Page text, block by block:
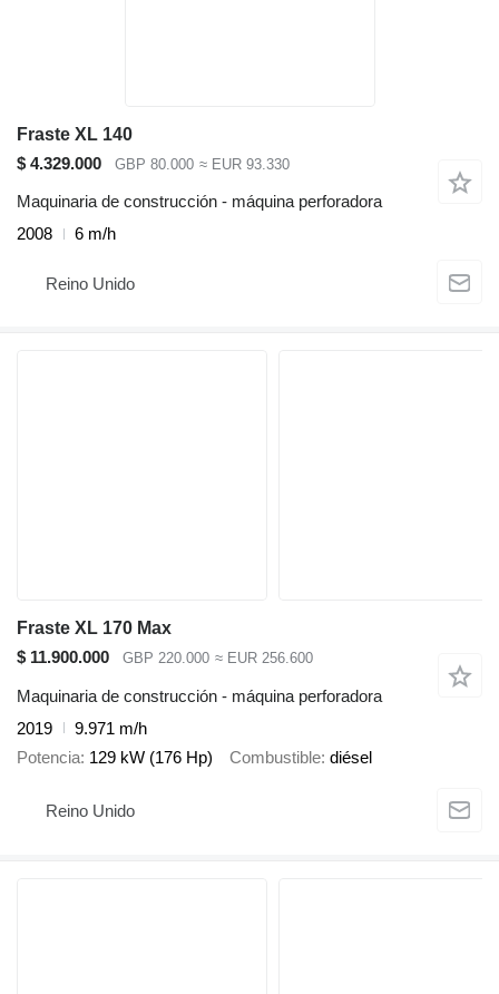
Fraste XL 140
$ 4.329.000
GBP 80.000 ≈ EUR 93.330
Maquinaria de construcción - máquina perforadora
2008
6 m/h
Reino Unido
Fraste XL 170 Max
$ 11.900.000
GBP 220.000 ≈ EUR 256.600
Maquinaria de construcción - máquina perforadora
2019
9.971 m/h
Potencia 129 kW (176 Hp) Combustible diésel
Reino Unido